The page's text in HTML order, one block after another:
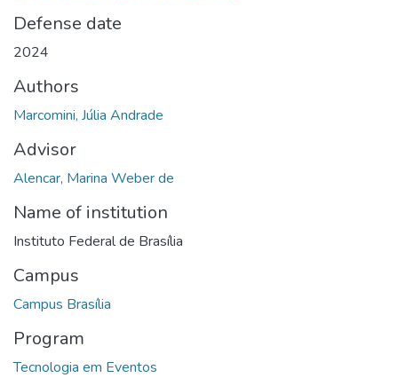
Defense date
2024
Authors
Marcomini, Júlia Andrade
Advisor
Alencar, Marina Weber de
Name of institution
Instituto Federal de Brasília
Campus
Campus Brasília
Program
Tecnologia em Eventos